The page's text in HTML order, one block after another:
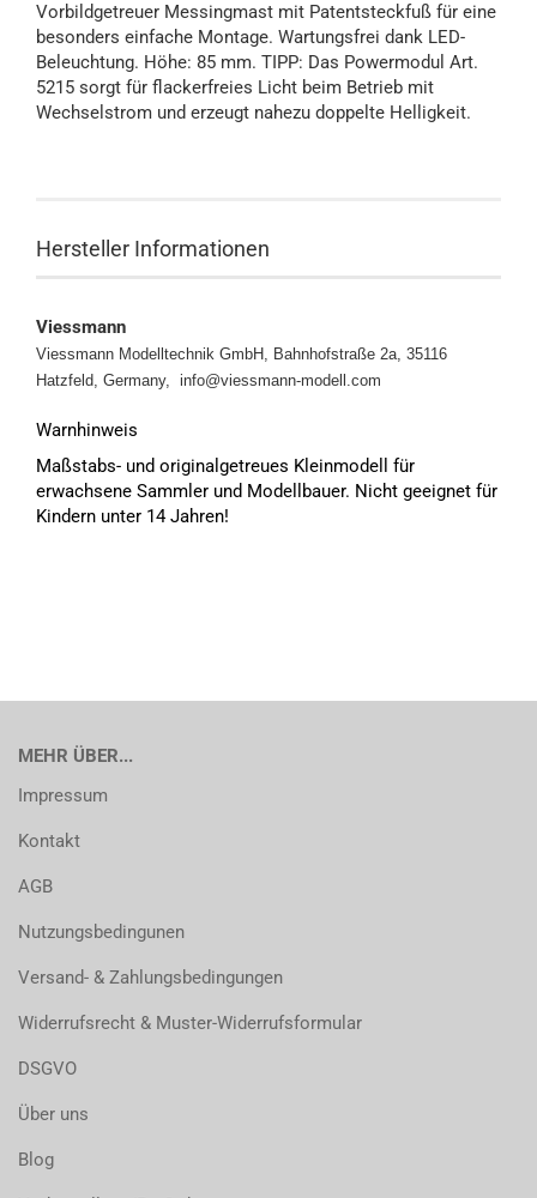
Vorbildgetreuer Messingmast mit Patentsteckfuß für eine
besonders einfache Montage. Wartungsfrei dank LED-
Beleuchtung. Höhe: 85 mm. TIPP: Das Powermodul Art.
5215 sorgt für flackerfreies Licht beim Betrieb mit
Wechselstrom und erzeugt nahezu doppelte Helligkeit.
Hersteller Informationen
Viessmann
Viessmann Modelltechnik GmbH, Bahnhofstraße 2a, 35116
Hatzfeld, Germany, info@viessmann-modell.com
Warnhinweis
Maßstabs- und originalgetreues Kleinmodell für
erwachsene Sammler und Modellbauer. Nicht geeignet für
Kindern unter 14 Jahren!
MEHR ÜBER...
Impressum
Kontakt
AGB
Nutzungsbedingunen
Versand- & Zahlungsbedingungen
Widerrufsrecht & Muster-Widerrufsformular
DSGVO
Über uns
Blog